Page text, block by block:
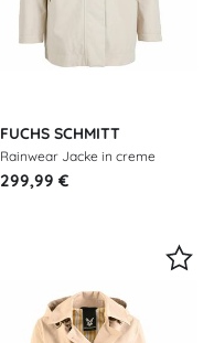
FUCHS SCHMITT
Rainwear Jacke in creme
299,99 €